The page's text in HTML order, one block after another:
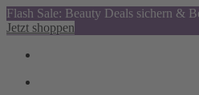
Flash Sale: Beauty Deals sichern &
Jetzt shoppen